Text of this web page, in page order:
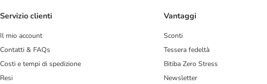
Servizio clienti
Il mio account
Contatti & FAQs
Costi e tempi di spedizione
Resi
Vantaggi
Sconti
Tessera fedeltà
Bitiba Zero Stress
Newsletter